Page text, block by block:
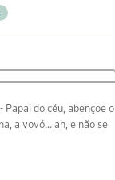
do céu, abençoe o
a vovó... ah, e não se